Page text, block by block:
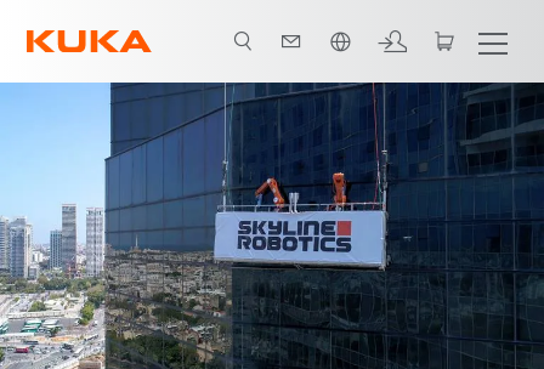
Tous les partenaires du système